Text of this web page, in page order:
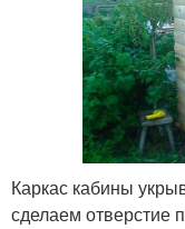
Каркас кабины
сделаем отверстие